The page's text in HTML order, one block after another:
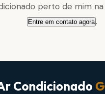
perto de mim na
Entre em contato agora.
Condicionado